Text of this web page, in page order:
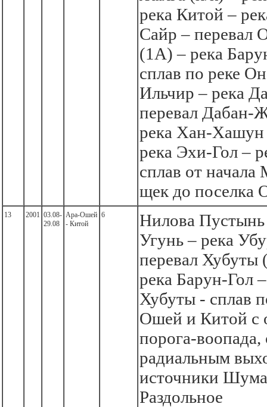
река Китой –
Сайр – перевал
(1А) – река
сплав по реке
Ильчир – река
перевал Дабан-
река Хан-Хашун
река Эхи-Гол –
сплав от
щек до поселка
13 2001 03.08-
29.08
Ара-Ошей
- Китой
6
Нилова
Угунь – река
перевал Хубуты
река Барун-Гол
Хубуты - сплав
Ошей и Китой с
порога-воопада,
радиальным
источники
Раздольное